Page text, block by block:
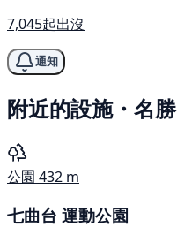
7,045起出沒
通知
附近的設施・名勝
公園 432 m
七曲台 運動公園